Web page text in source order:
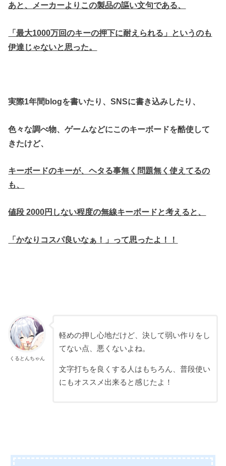
あと、メーカーよりこの製品の謳い文句である、
「最大1000万回のキーの押下に耐えられる」というのも
伊達じゃないと思った。
実際1年間blogを書いたり、SNSに書き込みしたり、
色々な調べ物、ゲームなどにこのキーボードを酷使して
きたけど、
キーボードのキーが、ヘタる事無く問題無く使えてるの
も、
値段 2000円しない程度の無線キーボードと考えると、
「かなりコスパ良いなぁ！」って思ったよ！！
くるとんちゃん
軽めの押し心地だけど、決して弱い作りをし
てない点、悪くないよね。
文字打ちを良くする人はもちろん、普段使い
にもオススメ出来ると感じたよ！